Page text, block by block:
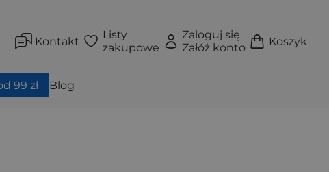
Kontakt
Listy
zakupowe
Zaloguj się
Załóż konto
Koszyk
99 zł Blog